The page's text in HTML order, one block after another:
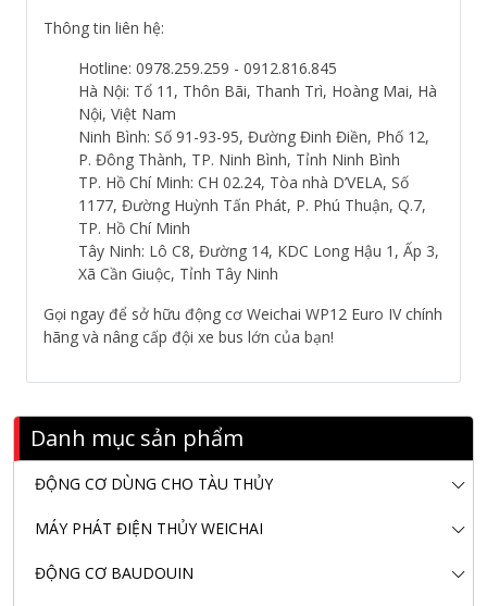
Danh mục sản phẩm
ĐỘNG CƠ DÙNG CHO TÀU THỦY
MÁY PHÁT ĐIỆN THỦY WEICHAI
ĐỘNG CƠ BAUDOUIN
Thông tin liên hệ:
Hotline: 0978.259.259 - 0912.816.845
Hà Nội: Tổ 11, Thôn Bãi, Thanh Trì, Hoàng Mai, Hà
Nội, Việt Nam
Ninh Bình: Số 91-93-95, Đường Đinh Điền, Phố 12,
P. Đông Thành, TP. Ninh Bình, Tỉnh Ninh Bình
TP. Hồ Chí Minh: CH 02.24, Tòa nhà D’VELA, Số
1177, Đường Huỳnh Tấn Phát, P. Phú Thuận, Q.7,
TP. Hồ Chí Minh
Tây Ninh: Lô C8, Đường 14, KDC Long Hậu 1, Ấp 3,
Xã Cần Giuộc, Tỉnh Tây Ninh
Gọi ngay để sở hữu động cơ Weichai WP12 Euro IV chính
hãng và nâng cấp đội xe bus lớn của bạn!